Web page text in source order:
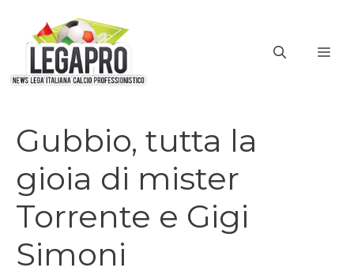
contenuto
Gubbio, tutta la
gioia di mister
Torrente e Gigi
Simoni